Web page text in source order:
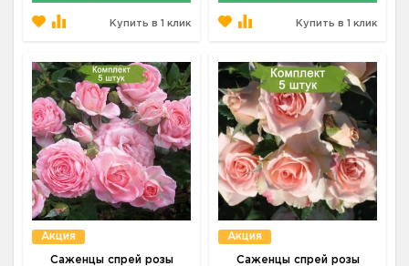
Купить в 1 клик Купить в 1 клик
Акция
Саженцы спрей розы
Акция
Саженцы спрей розы